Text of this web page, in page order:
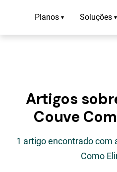
Planos ▾ Soluções ▾
Artigos
Couve
1 artigo encontrado com
Como